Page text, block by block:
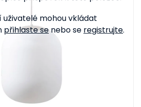
uživatelé mohou vkládat
přihlaste senebo se registrujte.